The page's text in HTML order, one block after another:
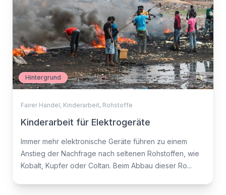
Hintergrund
Fairer Handel, Kinderarbeit, Rohstoffe
Kinderarbeit für Elektrogeräte
Immer mehr elektronische Geräte führen zu einem
Anstieg der Nachfrage nach seltenen Rohstoffen, wie
Kobalt, Kupfer oder Coltan. Beim Abbau dieser Ro...